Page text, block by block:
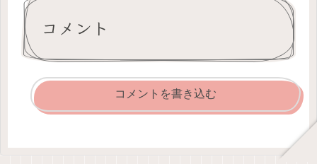
コメント
コメントを書き込む